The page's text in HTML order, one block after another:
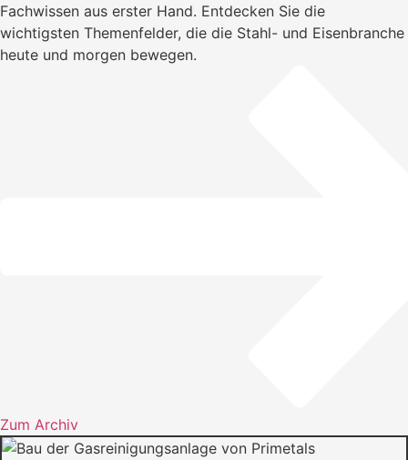
Fachwissen aus erster Hand. Entdecken Sie die
wichtigsten Themenfelder, die die Stahl- und Eisenbranche
heute und morgen bewegen.
Zum Archiv